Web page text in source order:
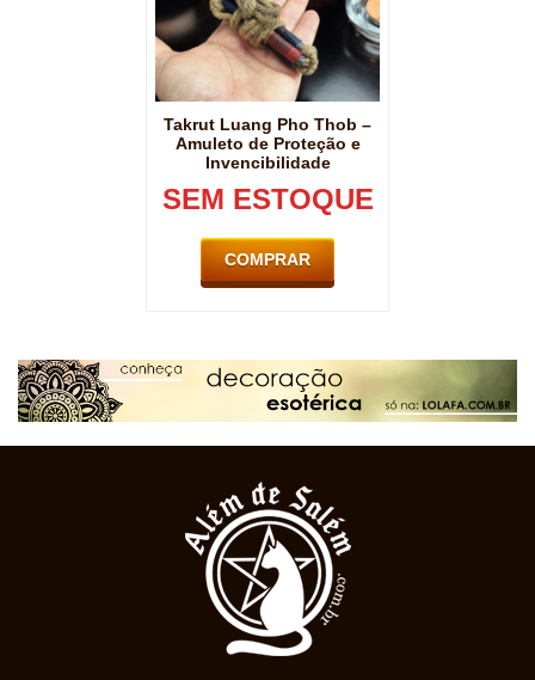
Takrut Luang Pho Thob –
Amuleto de Proteção e
Invencibilidade
SEM ESTOQUE
COMPRAR